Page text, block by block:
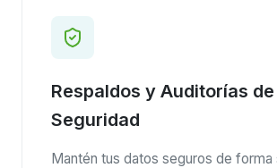
Respaldos y Auditorías de
Seguridad
Mantén tus datos seguros de forma